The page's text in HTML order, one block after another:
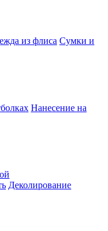
из флиса Сумки и
Нанесение на
Деколирование